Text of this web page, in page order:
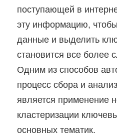
поступающей в
эту информацию,
данные и выделить
становится все более
Одним из способов
процесс сбора и
является применение
кластеризации
основных тематик.